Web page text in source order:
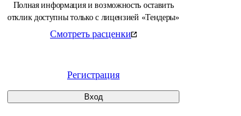
Полная информация и возможность оставить
отклик доступны только с лицензией «Тендеры»
Смотреть расценки
Регистрация
Вход